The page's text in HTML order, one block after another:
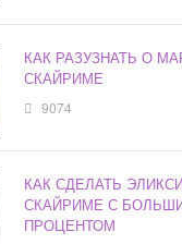
КАК РАЗУЗНАТЬ О
СКАЙРИМЕ
9074
КАК СДЕЛАТЬ
СКАЙРИМЕ С
ПРОЦЕНТОМ